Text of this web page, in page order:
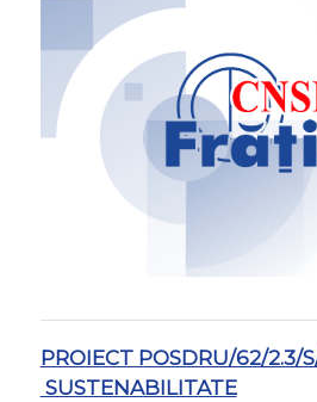
PROIECT POSDRU/62/2.3/
SUSTENABILITATE